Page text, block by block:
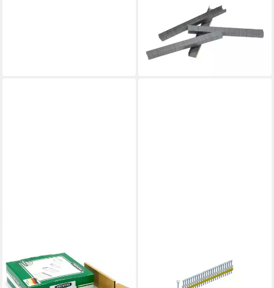
Heftklammer 10,5 x 6 mm Typ
VZ 6700 Stück aus Stahl
verzinkt
ab 12,37 €
lieferbar - in 2-3 Werktagen bei dir